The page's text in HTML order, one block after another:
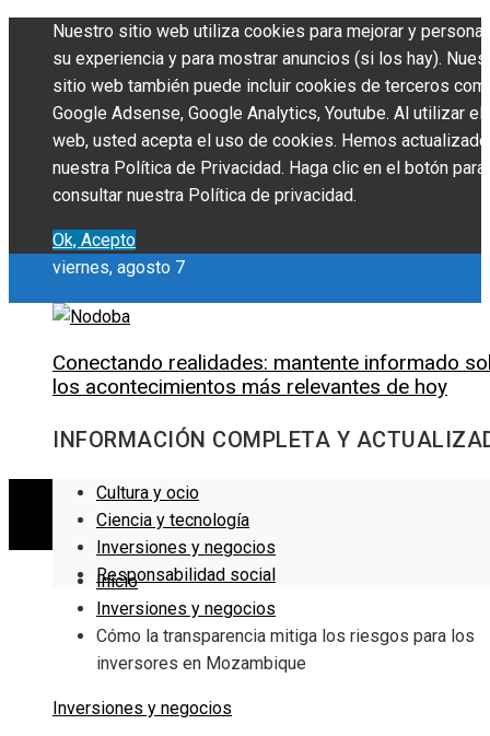
Nuestro sitio web utiliza cookies para mejorar y
su experiencia y para mostrar anuncios (si los hay).
sitio web también puede incluir cookies de terceros
Google Adsense, Google Analytics, Youtube. Al utilizar
web, usted acepta el uso de cookies. Hemos actualizado
nuestra Política de Privacidad. Haga clic en el botón para
consultar nuestra Política de privacidad.
Ok, Acepto
viernes, agosto 7
Conectando realidades: mantente informado
los acontecimientos más relevantes de hoy
INFORMACIÓN COMPLETA Y
Cultura y ocio
Ciencia y tecnología
Inversiones y negocios
Responsabilidad social
Inicio
Inversiones y negocios
Cómo la transparencia mitiga los riesgos para los
inversores en Mozambique
Inversiones y negocios